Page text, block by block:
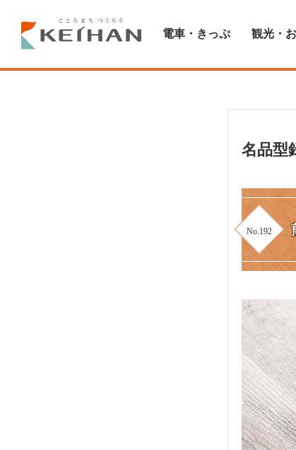
電車・きっぷ 観光・
名品型
No.192